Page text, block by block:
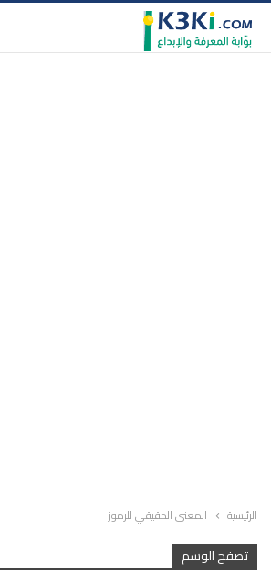
الرئيسية المعنى الحقيقي للرموز
تصفح الوسم